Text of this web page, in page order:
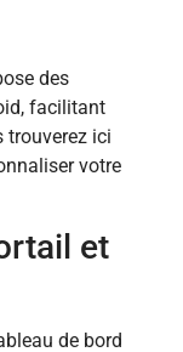
des
facilitant
trouverez ici
votre
et
de bord